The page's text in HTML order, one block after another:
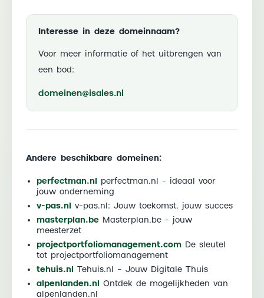
Interesse in deze domeinnaam?
Voor meer informatie of het uitbrengen van
een bod:
domeinen@isales.nl
Andere beschikbare domeinen:
perfectman.nl
perfectman.nl - ideaal voor
jouw onderneming
v-pas.nl
v-pas.nl: Jouw toekomst, jouw succes
masterplan.be Masterplan.be - jouw
meesterzet
projectportfoliomanagement.com De sleutel
tot projectportfoliomanagement
tehuis.nl
Tehuis.nl – Jouw Digitale Thuis
alpenlanden.nl
Ontdek de mogelijkheden van
alpenlanden.nl